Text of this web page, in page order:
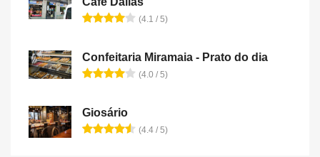
(4.1 / 5)
Confeitaria Miramaia - Prato do dia
(4.0 / 5)
Giosário
(4.4 / 5)